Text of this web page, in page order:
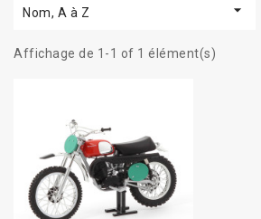
Nom, A à Z 
Affichage de 1-1 of 1 élément(s)